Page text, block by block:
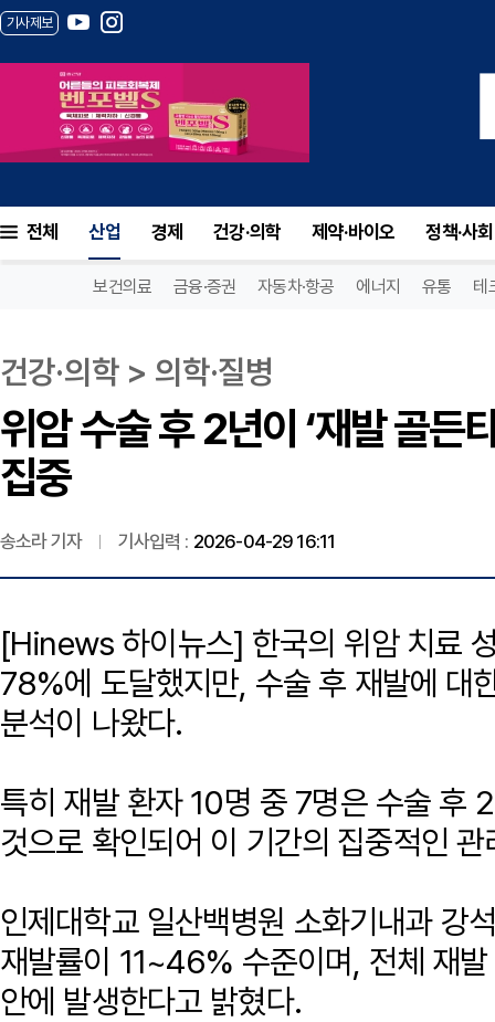
기사제보
전체 산업 경제 건강·의학 제약·바이오 정책·사회
보건의료 금융·증권 자동차·항공 에너지 유통 테
건강·의학 > 의학·질병
위암 수술 후 2년이 ‘재발 골든
집중
송소라 기자 기사입력 : 2026-04-29 16:11
[Hinews 하이뉴스] 한국의 위암 치료
78%에 도달했지만, 수술 후 재발에 대
분석이 나왔다.
특히 재발 환자 10명 중 7명은 수술 후
것으로 확인되어 이 기간의 집중적인
인제대학교 일산백병원 소화기내과 강
재발률이 11~46% 수준이며, 전체 재
안에 발생한다고 밝혔다.